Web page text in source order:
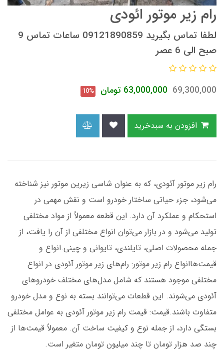
رام زیر موتور ائودی
لطفا تماس بگیرید 09121890859 ساعات تماس 9
صبح الی 6 عصر
69,300,000
63,000,000 تومان 10%
رام زیر موتور آئودی، که به عنوان شاسی زیرین موتور نیز شناخته
می‌شود، جزء حیاتی ساختار خودرو است و نقش مهمی در
استحکام و عملکرد آن دارد. این قطعه معمولاً از مواد مختلفی
تولید می‌شود و در بازار می‌توان انواع مختلفی از آن را یافت، از
جمله محصولات اصلی، تایلندی، تایوانی و چینی.انواع و
قیمت‌هاانواع رام زیر موتور: رام‌های زیر موتور آئودی در انواع
مختلفی موجود هستند که شامل مدل‌های مختلف خودروهای
آئودی می‌شوند. این قطعات می‌توانند بسته به نوع و مدل خودرو
متفاوت باشند.قیمت: قیمت رام زیر موتور آئودی به عوامل مختلفی
بستگی دارد، از جمله نوع و کیفیت ساخت آن. معمولاً قیمت‌ها از
چند صد هزار تومان تا چند میلیون تومان متغیر است.